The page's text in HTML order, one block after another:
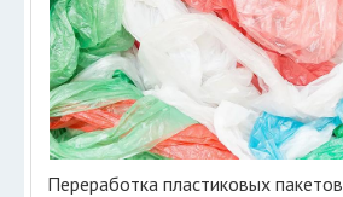
Переработка пластиковых пакетов